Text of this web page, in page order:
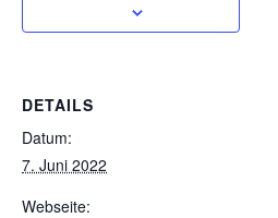
DETAILS
Datum:
7. Juni 2022
Webseite: